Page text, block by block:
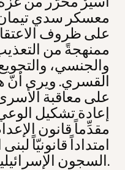
معسكر سدي
على ظروف
ممنهجةً من
والجنسي،
القسري. ويرى أنّ
على معاقبة
إعادة تشكيل
مقدِّماً قانون
امتداداً قانونيّاً
السجون الإسرائيلية.